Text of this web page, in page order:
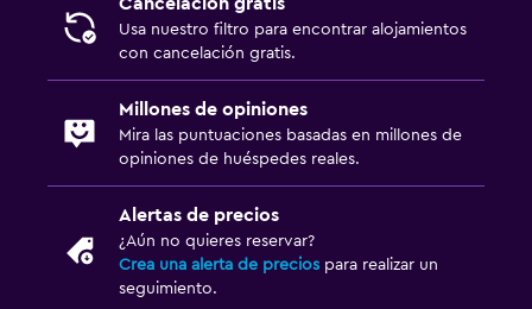
Usa nuestro filtro para encontrar alojamientos
con cancelación gratis.
Millones de opiniones
Mira las puntuaciones basadas en millones de
opiniones de huéspedes reales.
Alertas de precios
¿Aún no quieres reservar?
Crea una alerta de precios para realizar un
seguimiento.